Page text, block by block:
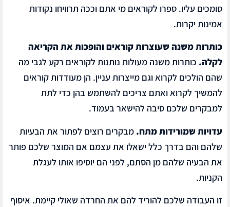
סומכים עליו. ספרו לקוראים מי אתם וככה תרוויחו נקודות
אמינות יקרות.
כותרות משנה שעוצרות קוראים והופכות את הקריאה
לקלה. כותרות משנה מעולות נותנות לקוראים רקע לגבי מה
שהם הולכים לקרוא וגם מייצרות עניין. הן מעודדות קוראים
להמשיך לקרוא ואתם צריכים להשתמש בהן כדי לתת
למבקרים שלכם סיבה להישאר בעמוד.
עדויות שמורידות מתח. מבקרים רוצים לפתור את הבעיות
שלהם והם בדרך כלל ישאלו את עצמם אם המוצר שלכם פותר
את הבעיה שלהם מן הסתם, לפני הם יוסיפו אותו לעגלת
הקניות.
זו העבודה שלכם להוריד להם את החרדה שאולי קיימת. איסוף